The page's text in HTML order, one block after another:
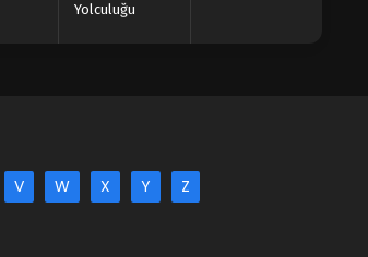
Yolculuğu
V W X Y Z